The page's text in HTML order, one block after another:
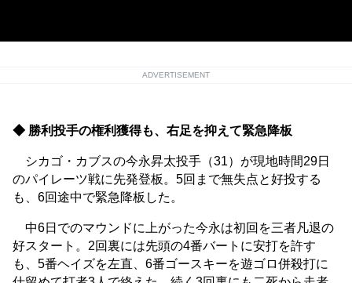
ADVERTISEMENT
◆ 勝利投手の権利獲得も、右足を抑えて緊急降板
シカゴ・カブスの今永昇太投手（31）が現地時間29日
のパイレーツ戦に先発登板。5回まで無失点と好投する
も、6回途中で緊急降板した。
中6日でのマウンドに上がった今永は初回を三者凡退の
好スタート。2回裏には先頭の4番バートに安打を許す
も、5番ヘイズを左直、6番ゴースキーを遊ゴロ併殺打に